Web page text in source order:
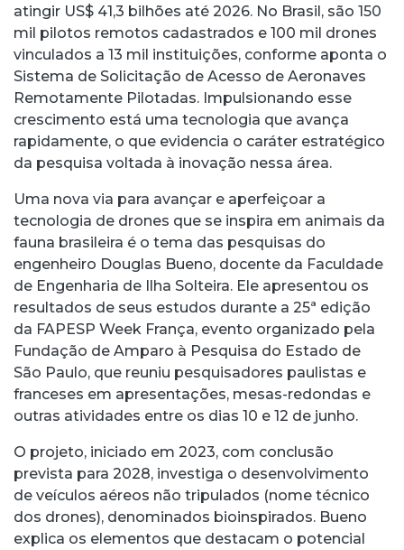
atingir US$ 41,3 bilhões até 2026. No Brasil, são 150
mil pilotos remotos cadastrados e 100 mil drones
vinculados a 13 mil instituições, conforme aponta o
Sistema de Solicitação de Acesso de Aeronaves
Remotamente Pilotadas. Impulsionando esse
crescimento está uma tecnologia que avança
rapidamente, o que evidencia o caráter estratégico
da pesquisa voltada à inovação nessa área.
Uma nova via para avançar e aperfeiçoar a
tecnologia de drones que se inspira em animais da
fauna brasileira é o tema das pesquisas do
engenheiro Douglas Bueno, docente da Faculdade
de Engenharia de Ilha Solteira. Ele apresentou os
resultados de seus estudos durante a 25ª edição
da FAPESP Week França, evento organizado pela
Fundação de Amparo à Pesquisa do Estado de
São Paulo, que reuniu pesquisadores paulistas e
franceses em apresentações, mesas-redondas e
outras atividades entre os dias 10 e 12 de junho.
O projeto, iniciado em 2023, com conclusão
prevista para 2028, investiga o desenvolvimento
de veículos aéreos não tripulados (nome técnico
dos drones), denominados bioinspirados. Bueno
explica os elementos que destacam o potencial